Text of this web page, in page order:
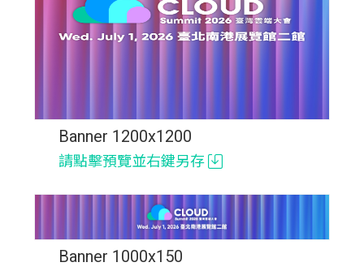
Banner 1200x1200
請點擊預覽並右鍵另存
Banner 1000x150